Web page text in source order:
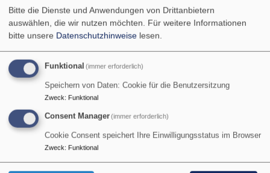
Danach gibts wie immer Bremser und Zwiebelplootz.
Wir freuen uns auf Euch/Sie!
Die nächsten Termine
Gottesdienst
Sr. Ruth Meili
Kirche Rödelsee
Bitte die Dienste und Anwendungen von Drittanbietern
auswählen, die wir nutzen möchten. Für weitere Informationen
bitte unsere Datenschutzhinweise lesen.
Funktional (immer erforderlich)
Speichern von Daten: Cookie für die Benutzersitzung
Zweck: Funktional
Consent Manager(immer erforderlich)
Cookie Consent speichert Ihre Einwilligungsstatus im Browser
Zweck: Funktional